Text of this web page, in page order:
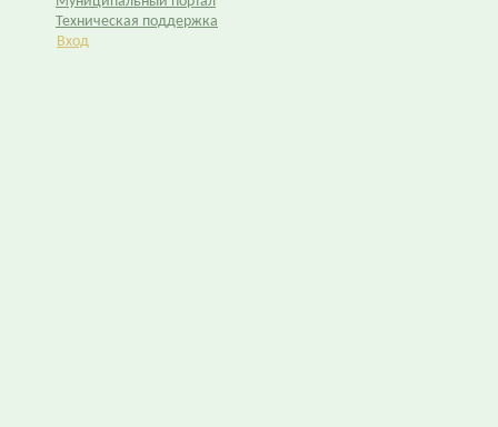
Техническая поддержка
Вход